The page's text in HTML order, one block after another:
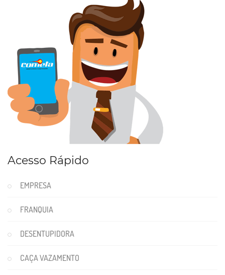
Acesso Rápido
EMPRESA
FRANQUIA
DESENTUPIDORA
CAÇA VAZAMENTO